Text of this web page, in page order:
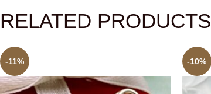
RELATED PRODUCTS
-11% -10%